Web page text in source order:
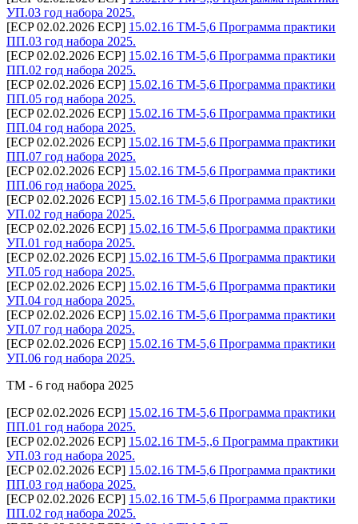
УП.03 год набора 2025.
[ECP 02.02.2026 ECP] 15.02.16 ТМ-5,6 Программа практики
ПП.03 год набора 2025.
[ECP 02.02.2026 ECP] 15.02.16 ТМ-5,6 Программа практики
ПП.02 год набора 2025.
[ECP 02.02.2026 ECP] 15.02.16 ТМ-5,6 Программа практики
ПП.05 год набора 2025.
[ECP 02.02.2026 ECP] 15.02.16 ТМ-5,6 Программа практики
ПП.04 год набора 2025.
[ECP 02.02.2026 ECP] 15.02.16 ТМ-5,6 Программа практики
ПП.07 год набора 2025.
[ECP 02.02.2026 ECP] 15.02.16 ТМ-5,6 Программа практики
ПП.06 год набора 2025.
[ECP 02.02.2026 ECP] 15.02.16 ТМ-5,6 Программа практики
УП.02 год набора 2025.
[ECP 02.02.2026 ECP] 15.02.16 ТМ-5,6 Программа практики
УП.01 год набора 2025.
[ECP 02.02.2026 ECP] 15.02.16 ТМ-5,6 Программа практики
УП.05 год набора 2025.
[ECP 02.02.2026 ECP] 15.02.16 ТМ-5,6 Программа практики
УП.04 год набора 2025.
[ECP 02.02.2026 ECP] 15.02.16 ТМ-5,6 Программа практики
УП.07 год набора 2025.
[ECP 02.02.2026 ECP] 15.02.16 ТМ-5,6 Программа практики
УП.06 год набора 2025.
ТМ - 6 год набора 2025
[ECP 02.02.2026 ECP] 15.02.16 ТМ-5,6 Программа практики
ПП.01 год набора 2025.
[ECP 02.02.2026 ECP] 15.02.16 ТМ-5,,6 Программа практики
УП.03 год набора 2025.
[ECP 02.02.2026 ECP] 15.02.16 ТМ-5,6 Программа практики
ПП.03 год набора 2025.
[ECP 02.02.2026 ECP] 15.02.16 ТМ-5,6 Программа практики
ПП.02 год набора 2025.